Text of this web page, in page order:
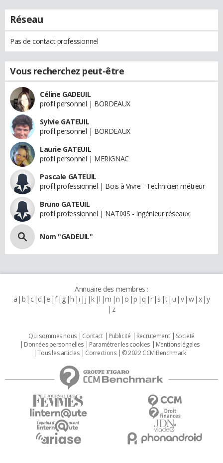
Réseau
Pas de contact professionnel
Vous recherchez peut-être
Céline GADEUIL
profil personnel | BORDEAUX
Sylvie GATEUIL
profil personnel | BORDEAUX
Laurie GATEUIL
profil personnel | MERIGNAC
Pascale GATEUIL
profil professionnel | Bois à Vivre - Technicien métreur
Bruno GATEUIL
profil professionnel | NATIXIS - Ingénieur réseaux
Nom "GADEUIL"
Annuaire des membres :
a b c d e f g h i j k l m n o p q r s t u v w x y
z
Qui sommes nous Contact Publicité Recrutement
Societé
Données personnelles
Paramétrer les cookies
Mentions légales
Tous les articles
Corrections © 2022 CCM Benchmark